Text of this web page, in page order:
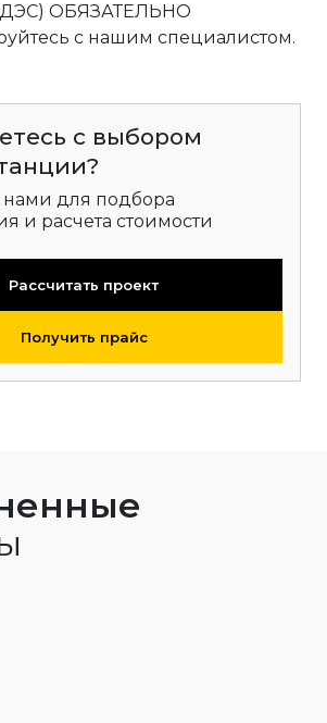
ДЭС) ОБЯЗАТЕЛЬНО
с нашим специалистом.
с выбором
нами для подбора
и расчета стоимости
Рассчитать проект
Получить прайс